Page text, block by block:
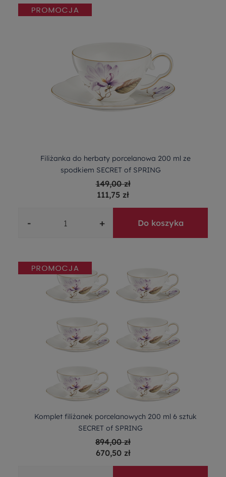
Filiżanka do herbaty porcelanowa 200 ml ze
spodkiem SECRET of SPRING
149,00 zł
111,75 zł
- + Do koszyka
Komplet filiżanek porcelanowych 200 ml 6 sztuk
SECRET of SPRING
894,00 zł
670,50 zł